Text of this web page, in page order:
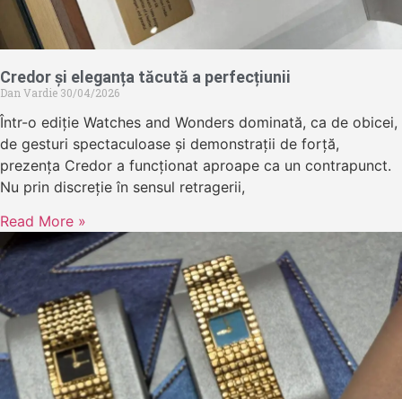
Credor și eleganța tăcută a perfecțiunii
Dan Vardie 30/04/2026
Într-o ediție Watches and Wonders dominată, ca de obicei,
de gesturi spectaculoase și demonstrații de forță,
prezența Credor a funcționat aproape ca un contrapunct.
Nu prin discreție în sensul retragerii,
Read More »